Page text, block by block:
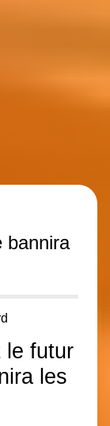
bannira
le futur
les